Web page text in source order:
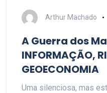
Arthur Machado
A Guerra dos
INFORMAÇÃO,
GEOECONOMIA
Uma silenciosa, mas